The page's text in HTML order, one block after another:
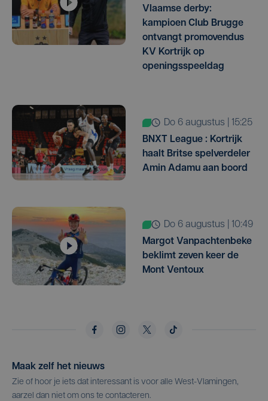
Vlaamse derby:
kampioen Club Brugge
ontvangt promovendus
KV Kortrijk op
openingsspeeldag
do 6 augustus | 15:25
BNXT League : Kortrijk
haalt Britse spelverdeler
Amin Adamu aan boord
do 6 augustus | 10:49
Margot Vanpachtenbeke
beklimt zeven keer de
Mont Ventoux
Maak zelf het nieuws
Zie of hoor je iets dat interessant is voor alle West-Vlamingen,
aarzel dan niet om ons te contacteren.